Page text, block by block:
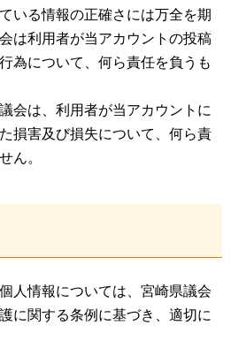
いる情報の正確さには万全を期
は利用者が当アカウントの投稿
為について、何ら責任を負うも
会は、利用者が当アカウントに
損害及び損失について、何ら責
ん。
人情報については、宮崎県議会
に関する条例に基づき、適切に